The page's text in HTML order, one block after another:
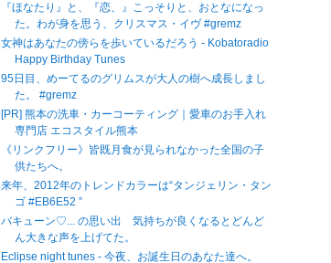
『ほなたり』と、『恋、』こっそりと、おとなになっ
た。わが身を思う、クリスマス・イヴ #gremz
女神はあなたの傍らを歩いているだろう - Kobatoradio
Happy Birthday Tunes
95日目、めーてるのグリムスが大人の樹へ成長しまし
た。 #gremz
[PR] 熊本の洗車・カーコーティング｜愛車のお手入れ
専門店 エコスタイル熊本
《リンクフリー》皆既月食が見られなかった全国の子
供たちへ。
来年、2012年のトレンドカラーは“タンジェリン・タン
ゴ #EB6E52 ”
バキューン♡... の思い出 気持ちが良くなるとどんど
ん大きな声を上げてた。
Eclipse night tunes - 今夜、お誕生日のあなた達へ。